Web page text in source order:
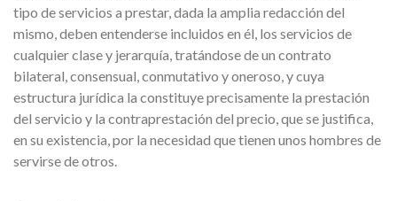
tipo de servicios a prestar, dada la amplia redacción del
mismo, deben entenderse incluidos en él, los servicios de
cualquier clase y jerarquía, tratándose de un contrato
bilateral, consensual, conmutativo y oneroso, y cuya
estructura jurídica la constituye precisamente la prestación
del servicio y la contraprestación del precio, que se justifica,
en su existencia, por la necesidad que tienen unos hombres de
servirse de otros.